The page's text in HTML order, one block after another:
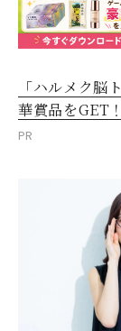
「ハルメク脳
華賞品をGET！
PR